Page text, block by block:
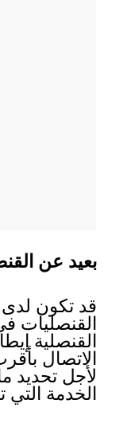
بعيد عن
قد تكون
القنصليات
القنصلية
الاتصال
لأجل تحديد
الخدمة التي